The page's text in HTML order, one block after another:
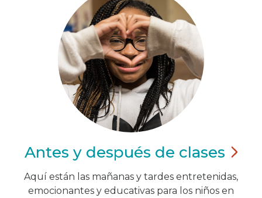
Antes y después de clases
Aquí están las mañanas y tardes entretenidas,
emocionantes y educativas para los niños en